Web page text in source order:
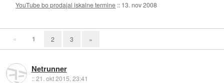
YouTube bo prodajal iskalne termine :: 13. nov 2008
« 1 2 3 »
Netrunner
::21. okt 2015, 23:41